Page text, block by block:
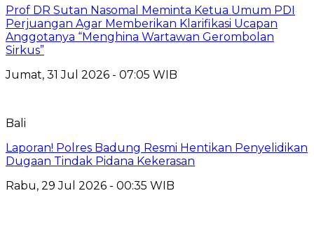
Prof DR Sutan Nasomal Meminta Ketua Umum PDI
Perjuangan Agar Memberikan Klarifikasi Ucapan
Anggotanya “Menghina Wartawan Gerombolan
Sirkus”
Jumat, 31 Jul 2026 - 07:05 WIB
Bali
Laporan! Polres Badung Resmi Hentikan Penyelidikan
Dugaan Tindak Pidana Kekerasan
Rabu, 29 Jul 2026 - 00:35 WIB